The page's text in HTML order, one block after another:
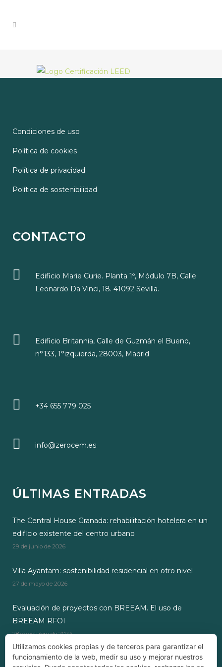
Condiciones de uso
Política de cookies
Política de privacidad
Política de sostenibilidad
CONTACTO
Edificio Marie Curie. Planta 1º, Módulo 7B, Calle
Leonardo Da Vinci, 18. 41092 Sevilla.
Edificio Britannia, Calle de Guzmán el Bueno,
n°133, 1°izquierda, 28003, Madrid
+34 655 779 025
info@zerocem.es
ÚLTIMAS ENTRADAS
The Central House Granada: rehabilitación hotelera en un
edificio existente del centro urbano
29 de junio de 2026
Villa Ayantam: sostenibilidad residencial en otro nivel
27 de mayo de 2026
Evaluación de proyectos con BREEAM. El uso de
BREEAM RFOI
28 de octubre de 2024
Utilizamos cookies propias y de terceros para garantizar el
funcionamiento de la web, medir su uso y mejorar nuestros